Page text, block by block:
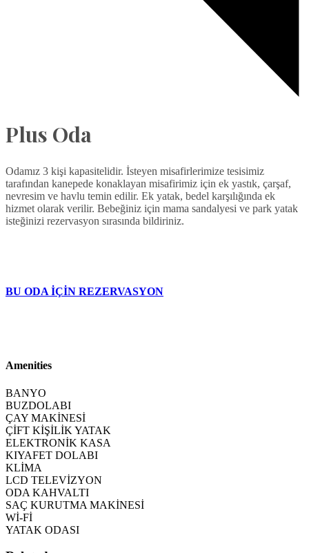
Plus Oda
Odamız 3 kişi kapasitelidir. İsteyen misafirlerimize tesisimiz
tarafından kanepede konaklayan misafirimiz için ek yastık, çarşaf,
nevresim ve havlu temin edilir. Ek yatak, bedel karşılığında ek
hizmet olarak verilir. Bebeğiniz için mama sandalyesi ve park yatak
isteğinizi rezervasyon sırasında bildiriniz.
BU ODA İÇİN REZERVASYON
Amenities
BANYO
BUZDOLABI
ÇAY MAKİNESİ
ÇİFT KİŞİLİK YATAK
ELEKTRONİK KASA
KIYAFET DOLABI
KLİMA
LCD TELEVİZYON
ODA KAHVALTI
SAÇ KURUTMA MAKİNESİ
Wİ-Fİ
YATAK ODASI